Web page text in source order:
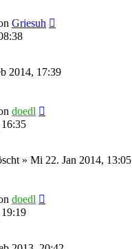
Griesuh
2014, 17:39
doedl
» Mi 22. Jan 2014, 13:05
doedl